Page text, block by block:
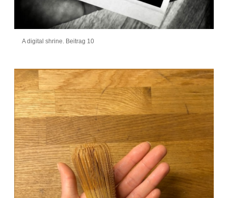
A digital shrine. Beitrag 10